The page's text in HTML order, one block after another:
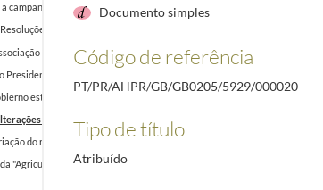
98/99 na área da pecuária, referentes à campanha 97/98
Administrativas. IRC. Inspeção Tributária. Seleção das
dos Jovens Agricultores de Portugal, no Palácio de Belém, a 27 de
da República, Primeiro-Ministro, Ministro da Agricultura,
estudia recortar las ayudas agrícolas a los que reciben más de 3,3
no que respeita à internacionalização, nas indústrias do tomate e
do rendimento agrícola em 1999 na zona euro
"Agricultura inclui IAA e IF - acontecimentos inúmeros surgidos desde
Documento simples
Código de referência
PT/PR/AHPR/GB/GB0205/5929/000020
Tipo de título
Atribuído